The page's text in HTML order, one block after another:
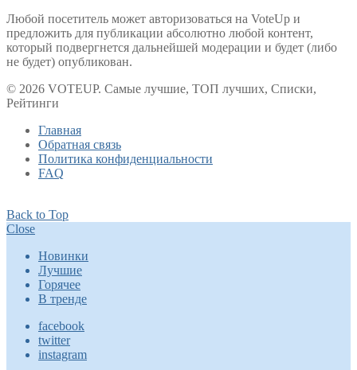
Любой посетитель может авторизоваться на VoteUp и
предложить для публикации абсолютно любой контент,
который подвергнется дальнейшей модерации и будет (либо
не будет) опубликован.
© 2026 VOTEUP. Самые лучшие, ТОП лучших, Списки,
Рейтинги
Главная
Обратная связь
Политика конфиденциальности
FAQ
Back to Top
Close
Новинки
Лучшие
Горячее
В тренде
facebook
twitter
instagram